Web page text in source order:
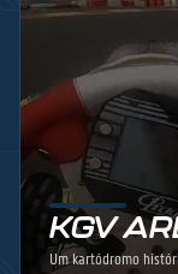
KGV
Um kartódromo